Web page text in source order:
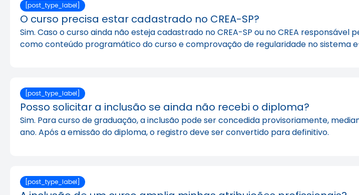
[post_type_label]
O curso precisa estar cadastrado no CREA-SP?
Sim. Caso o curso ainda não esteja cadastrado no CREA-SP ou no CREA
como conteúdo programático do curso e comprovação de regularidade no sistema
[post_type_label]
Posso solicitar a inclusão se ainda não recebi o diploma?
Sim. Para curso de graduação, a inclusão pode ser concedida provisoriamente,
ano. Após a emissão do diploma, o registro deve ser convertido para definitivo.
[post_type_label]